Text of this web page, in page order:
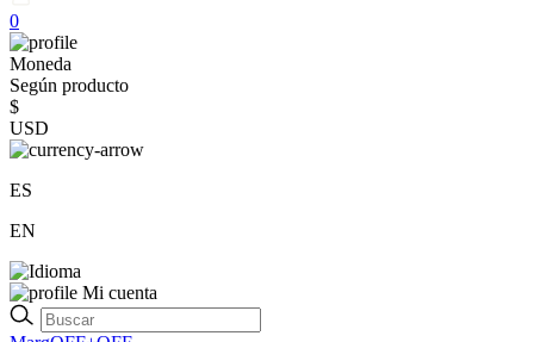
0
Moneda
Según producto
$
USD
ES
EN
Mi cuenta